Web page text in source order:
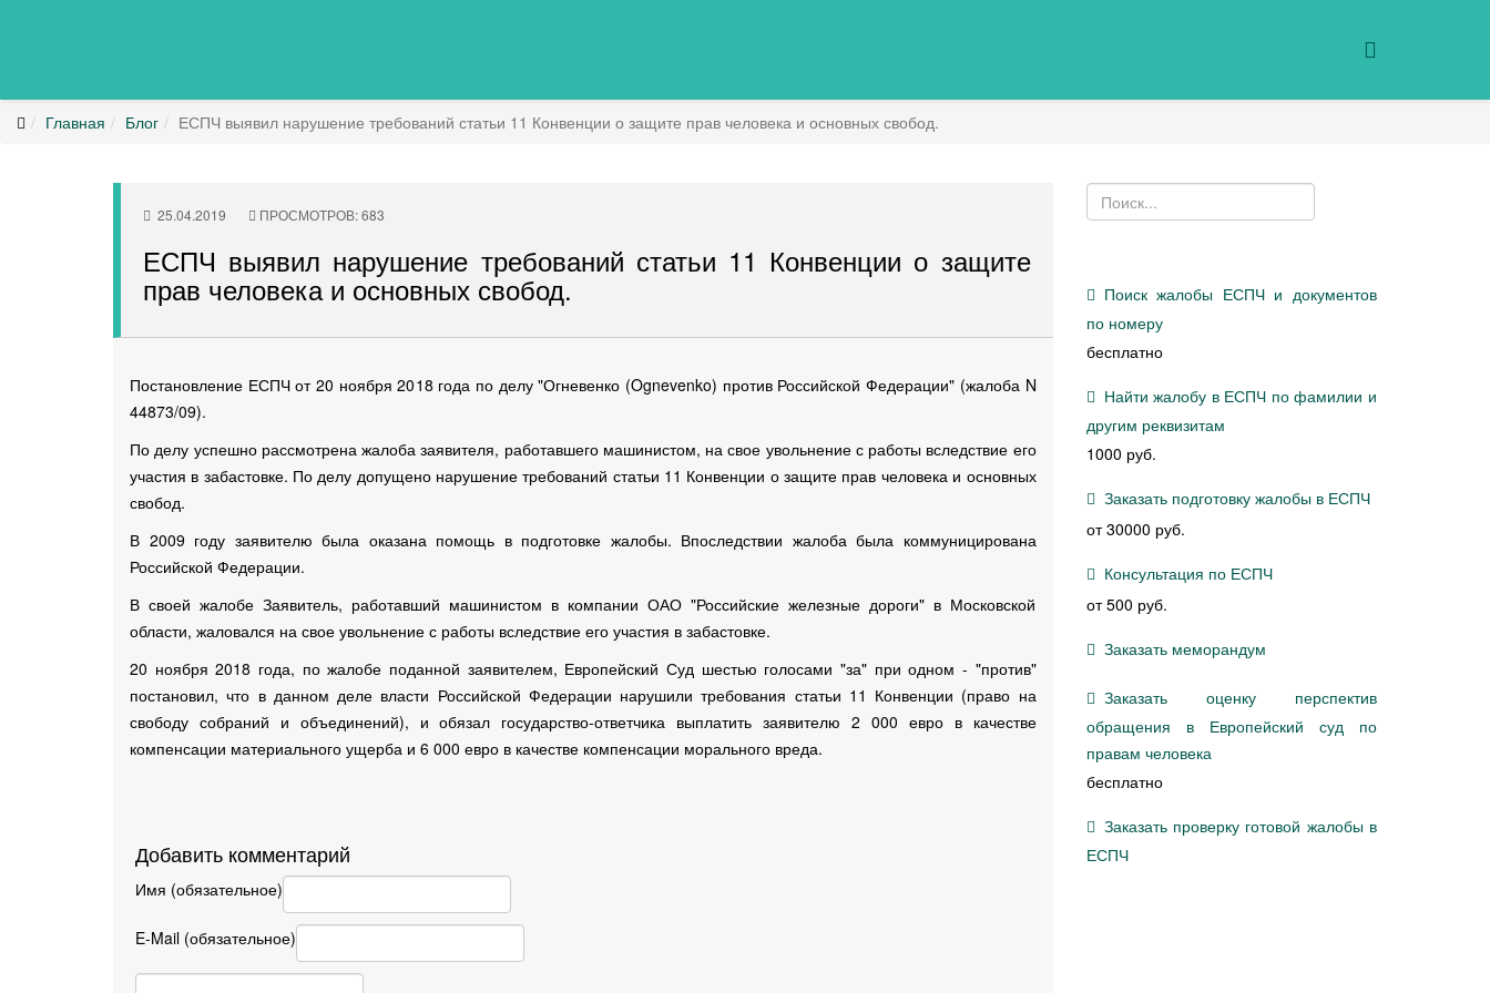
Главная Блог ЕСПЧ выявил нарушение требований статьи 11 Конвенции о защите прав человека и основных свобод.
25.04.2019 ПРОСМОТРОВ: 683
ЕСПЧ выявил нарушение требований статьи 11 Конвенции о защите
прав человека и основных свобод.
Постановление ЕСПЧ от 20 ноября 2018 года по делу "Огневенко (Ognevenko) против Российской Федерации" (жалоба N
44873/09).
По делу успешно рассмотрена жалоба заявителя, работавшего машинистом, на свое увольнение с работы вследствие его
участия в забастовке. По делу допущено нарушение требований статьи 11 Конвенции о защите прав человека и основных
свобод.
В 2009 году заявителю была оказана помощь в подготовке жалобы. Впоследствии жалоба была коммуницирована
Российской Федерации.
В своей жалобе Заявитель, работавший машинистом в компании ОАО "Российские железные дороги" в Московской
области, жаловался на свое увольнение с работы вследствие его участия в забастовке.
20 ноября 2018 года, по жалобе поданной заявителем, Европейский Суд шестью голосами "за" при одном - "против"
постановил, что в данном деле власти Российской Федерации нарушили требования статьи 11 Конвенции (право на
свободу собраний и объединений), и обязал государство-ответчика выплатить заявителю 2 000 евро в качестве
компенсации материального ущерба и 6 000 евро в качестве компенсации морального вреда.
Добавить комментарий
Имя (обязательное)
E-Mail (обязательное)
Поиск жалобы ЕСПЧ и документов
по номеру
бесплатно
Найти жалобу в ЕСПЧ по фамилии и
другим реквизитам
1000 руб.
Заказать подготовку жалобы в ЕСПЧ
от 30000 руб.
Консультация по ЕСПЧ
от 500 руб.
Заказать меморандум
Заказать оценку перспектив
обращения в Европейский суд по
правам человека
бесплатно
Заказать проверку готовой жалобы в
ЕСПЧ